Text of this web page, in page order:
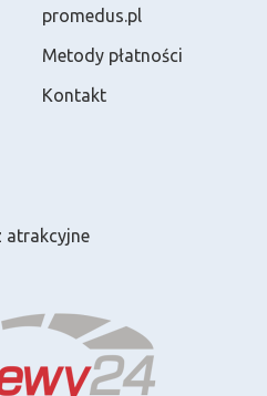
promedus.pl
Metody płatności
Kontakt
atrakcyjne